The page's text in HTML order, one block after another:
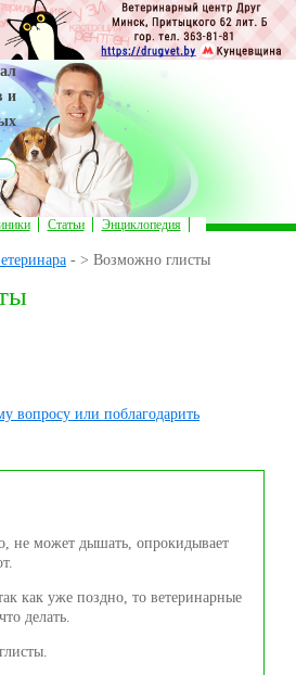
и
- > Возможно глисты
вопросу или поблагодарить
не может дышать, опрокидывает
как уже поздно, то ветеринарные
делать.
Статьи Энциклопедия